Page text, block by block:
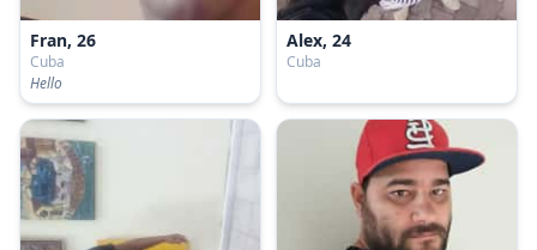
Fran, 26
Cuba
Hello
Alex, 24
Cuba